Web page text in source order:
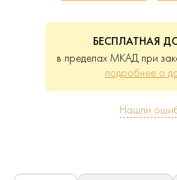
БЕСПЛАТНАЯ
в пределах МКАД при
подробнее о
Нашли